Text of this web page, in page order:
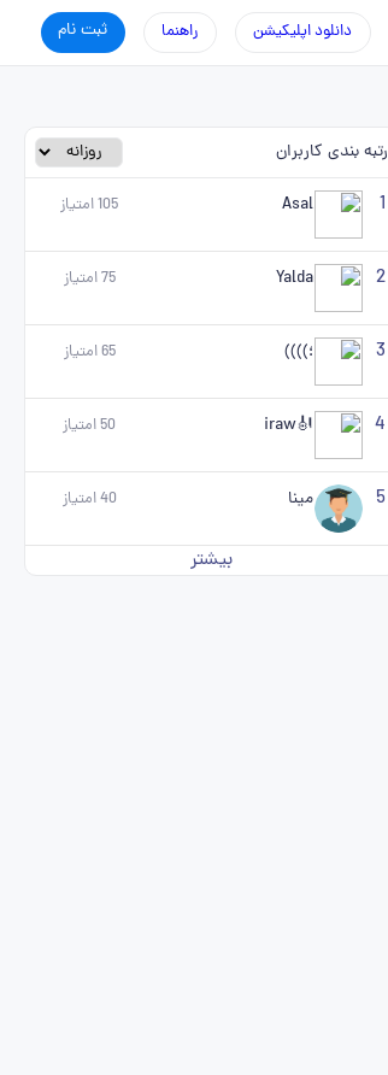
ثبت نام راهنما دانلود اپلیکیشن
رتبه بندی کاربران
1
Asal
105امتیاز
2
Yalda
75امتیاز
3 ؛)))) 65امتیاز
4
🎻iraw
50امتیاز
5 مینا 40امتیاز
بیشتر